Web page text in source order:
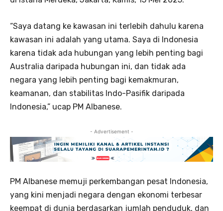
“Saya datang ke kawasan ini terlebih dahulu karena
kawasan ini adalah yang utama. Saya di Indonesia
karena tidak ada hubungan yang lebih penting bagi
Australia daripada hubungan ini, dan tidak ada
negara yang lebih penting bagi kemakmuran,
keamanan, dan stabilitas Indo-Pasifik daripada
Indonesia,” ucap PM Albanese.
- Advertisement -
PM Albanese memuji perkembangan pesat Indonesia,
yang kini menjadi negara dengan ekonomi terbesar
keempat di dunia berdasarkan jumlah penduduk, dan